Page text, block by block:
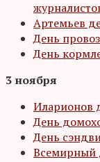
Артемьев
День
День
3 ноября
Иларионов
День
День
Всемирный